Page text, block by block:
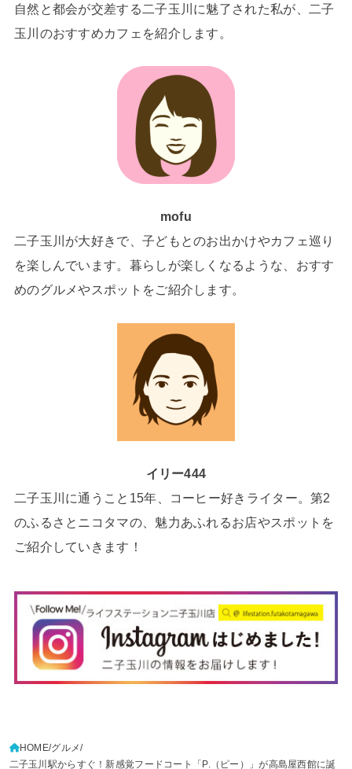
自然と都会が交差する二子玉川に魅了された私が、二子
玉川のおすすめカフェを紹介します。
mofu
二子玉川が大好きで、子どもとのお出かけやカフェ巡り
を楽しんでいます。暮らしが楽しくなるような、おすす
めのグルメやスポットをご紹介します。
イリー444
二子玉川に通うこと15年、コーヒー好きライター。第2
のふるさとニコタマの、魅力あふれるお店やスポットを
ご紹介していきます！
HOME グルメ
二子玉川駅からすぐ！新感覚フードコート「P.（ピー）」が高島屋西館に誕